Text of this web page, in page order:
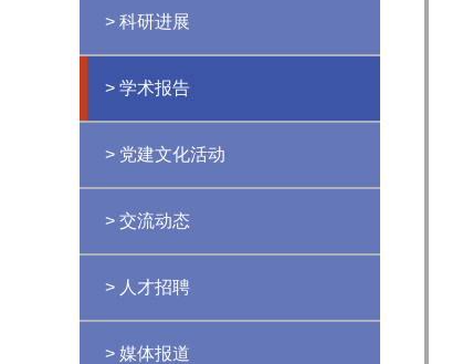
> 科研进展
> 学术报告
> 党建文化活动
> 交流动态
> 人才招聘
> 媒体报道